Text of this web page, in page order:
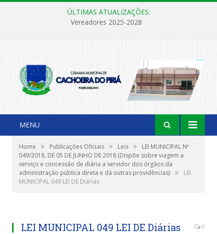
ÚLTIMAS ATUALIZAÇÕES:
Vereadores 2025-2028
MENU
Home » Publicações Oficiais » Leis »
LEI MUNICIPAL Nº
049/2018, DE 05 DE JUNHO DE 2018 (Dispõe sobre viagem a
serviço e concessão de diária a servidor dos órgãos da
administração pública direta e dá outras providências) »
LEI
MUNICIPAL 049 LEI DE Diárias
LEI MUNICIPAL 049 LEI DE Diárias 0